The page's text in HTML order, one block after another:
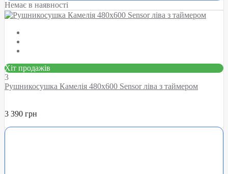
Немає в наявності
Хіт продажів
3
Рушникосушка Камелія 480х600 Sensor ліва з таймером
3 390 грн